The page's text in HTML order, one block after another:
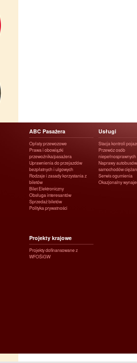
ABC Pasażera
Opłaty przewozowe
Prawa i obowiązki
przewoźnika/pasażera
Uprawnienia do przejazdów
bezpłatnych i ulgowych
Rodzaje i zasady korzystania z
biletów
Bilet Elektroniczny
Obsługa interesantów
Sprzedaż biletów
Polityka prywatności
Usługi
Stacja kontroli
Przewóz osób
niepełnosprawnych
Naprawy
samochodów
Serwis ogumienia
Okazjonalny
Projekty krajowe
Projekty dofinansowane z
WFOŚiGW